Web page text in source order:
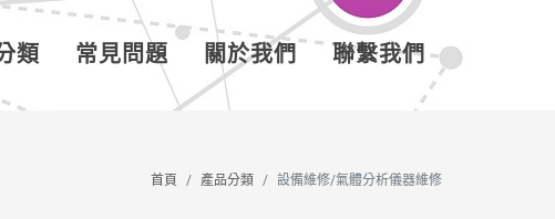
類 常見問題 關於我們 聯繫我們
首頁 產品分類 設備維修/氣體分析儀器維修